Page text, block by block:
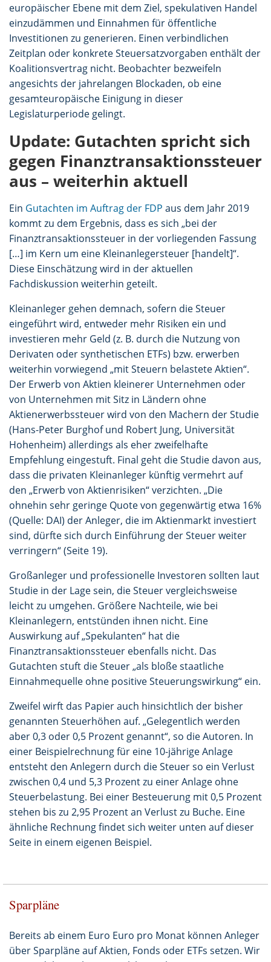
europäischer Ebene mit dem Ziel, spekulativen Handel
einzudämmen und Einnahmen für öffentliche
Investitionen zu generieren. Einen verbindlichen
Zeitplan oder konkrete Steuersatzvorgaben enthält der
Koalitionsvertrag nicht. Beobachter bezweifeln
angesichts der jahrelangen Blockaden, ob eine
gesamteuropäische Einigung in dieser
Legislaturperiode gelingt.
Update: Gutachten spricht sich
gegen Finanztransaktionssteuer
aus – weiterhin aktuell
Ein Gutachten im Auftrag der FDP aus dem Jahr 2019
kommt zu dem Ergebnis, dass es sich „bei der
Finanztransaktionssteuer in der vorliegenden Fassung
[…] im Kern um eine Kleinanlegersteuer [handelt]“.
Diese Einschätzung wird in der aktuellen
Fachdiskussion weiterhin geteilt.
Kleinanleger gehen demnach, sofern die Steuer
eingeführt wird, entweder mehr Risiken ein und
investieren mehr Geld (z. B. durch die Nutzung von
Derivaten oder synthetischen ETFs) bzw. erwerben
weiterhin vorwiegend „mit Steuern belastete Aktien“.
Der Erwerb von Aktien kleinerer Unternehmen oder
von Unternehmen mit Sitz in Ländern ohne
Aktienerwerbssteuer wird von den Machern der Studie
(Hans-Peter Burghof und Robert Jung, Universität
Hohenheim) allerdings als eher zweifelhafte
Empfehlung eingestuft. Final geht die Studie davon aus,
dass die privaten Kleinanleger künftig vermehrt auf
den „Erwerb von Aktienrisiken“ verzichten. „Die
ohnehin sehr geringe Quote von gegenwärtig etwa 16%
(Quelle: DAI) der Anleger, die im Aktienmarkt investiert
sind, dürfte sich durch Einführung der Steuer weiter
verringern“ (Seite 19).
Großanleger und professionelle Investoren sollten laut
Studie in der Lage sein, die Steuer vergleichsweise
leicht zu umgehen. Größere Nachteile, wie bei
Kleinanlegern, entstünden ihnen nicht. Eine
Auswirkung auf „Spekulanten“ hat die
Finanztransaktionssteuer ebenfalls nicht. Das
Gutachten stuft die Steuer „als bloße staatliche
Einnahmequelle ohne positive Steuerungswirkung“ ein.
Zweifel wirft das Papier auch hinsichtlich der bisher
genannten Steuerhöhen auf. „Gelegentlich werden
aber 0,3 oder 0,5 Prozent genannt“, so die Autoren. In
einer Beispielrechnung für eine 10-jährige Anlage
entsteht den Anlegern durch die Steuer so ein Verlust
zwischen 0,4 und 5,3 Prozent zu einer Anlage ohne
Steuerbelastung. Bei einer Besteuerung mit 0,5 Prozent
stehen bis zu 2,95 Prozent an Verlust zu Buche. Eine
ähnliche Rechnung findet sich weiter unten auf dieser
Seite in einem eigenen Beispiel.
Sparpläne
Bereits ab einem Euro Euro pro Monat können Anleger
über Sparpläne auf Aktien, Fonds oder ETFs setzen. Wir